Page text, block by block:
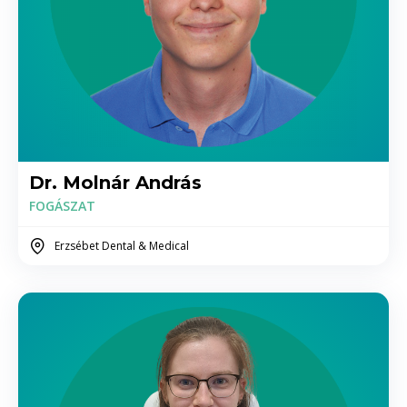
Arcüreg műtét
55.000 Ft
Lágyrészműtét (pl. Fibroma, lipoma,
frenulectomia)
30.000 - 50.000 +szövettan ára Ft
Implantátum eltávolítás
39.000 - 55.000 Ft
Implantálás
350.000- 400.000 között implantátumtól
függően Ft
Belső arcüreg emelés
65.000,- Ft + csontpótló ára/cm3 Ft
Dr. Molnár András
FOGÁSZAT
Erzsébet Dental & Medical